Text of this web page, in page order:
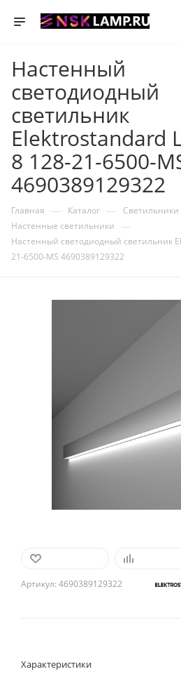
Настенный
светодиодный
светильник
Elektrostandard
8 128-21-6500-
4690389129322
Главная — Каталог — Светильники
Настенные светильники —
Настенный светодиодный светильник
21-6500-MS 4690389129322
Артикул: 4690389129322
Характеристики